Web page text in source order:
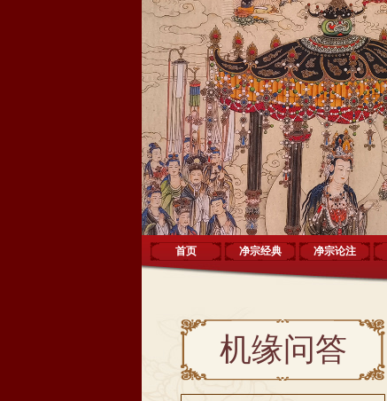
首页 净宗经典 净宗论注
机缘问答